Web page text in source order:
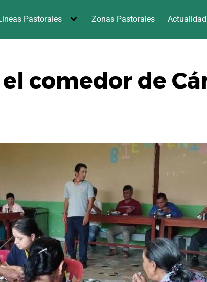
Pastorales Zonas Pastorales Actualidad
comedor de